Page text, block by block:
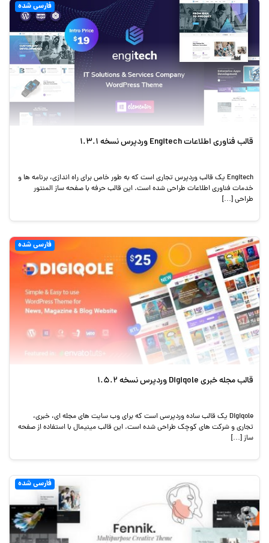
فارسی شده
قالب فناوری اطلاعات Engitech وردپرس نسخه 1.3.1
Engitech یک قالب وردپرس تجاری است که به طور خاص برای راه اندازی، برنامه ها و
خدمات فناوری اطلاعات طراحی شده است. این قالب حرفه با صفحه ساز المنتور
طراحی […]
فارسی شده
قالب مجله خبری Digiqole وردپرس نسخه 1.5.2
Digiqole یک قالب ساده وردپرسی است که برای وب سایت های مجله ای، خبری،
تجاری و شرکت های کوچک طراحی شده است. این قالب مینیمال با استفاده از صفحه
ساز […]
فارسی شده